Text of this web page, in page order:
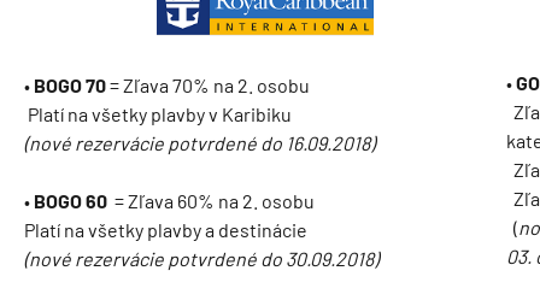
• BOGO 70= Zľava 70% na 2. osobu
Platí na všetky plavby v Karibiku
(nové rezervácie potvrdené do 16.09.2018)
• BOGO 60 = Zľava 60% na 2. osobu
Platí na všetky plavby a destinácie
(nové rezervácie potvrdené do 30.09.2018)
•
(
03.